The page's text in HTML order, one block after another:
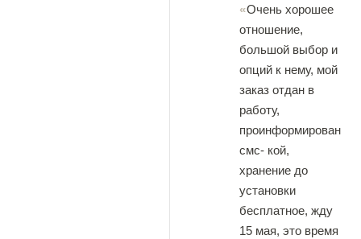
Очень хорошее
отношение,
большой выбор и
опций к нему, мой
заказ отдан в
работу,
проинформирован
смс- кой,
хранение до
установки
бесплатное, жду
15 мая, это время